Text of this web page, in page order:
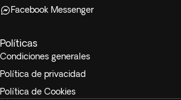
Facebook Messenger
Políticas
Condiciones generales
Política de privacidad
Política de Cookies